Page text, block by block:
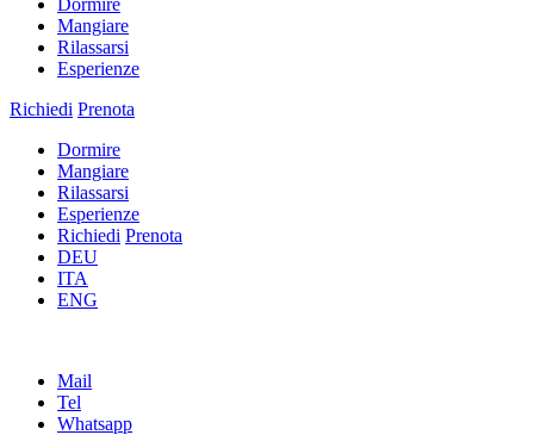
Dormire
Mangiare
Rilassarsi
Esperienze
Richiedi Prenota
Dormire
Mangiare
Rilassarsi
Esperienze
Richiedi Prenota
DEU
ITA
ENG
Mail
Tel
Whatsapp